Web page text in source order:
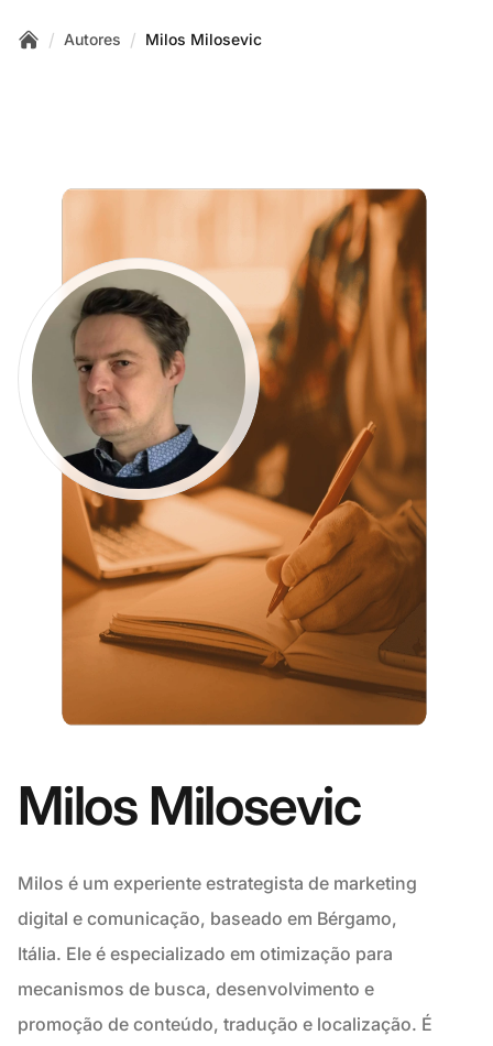
/ Autores / Milos Milosevic
Milos Milosevic
Milos é um experiente estrategista de marketing
digital e comunicação, baseado em Bérgamo,
Itália. Ele é especializado em otimização para
mecanismos de busca, desenvolvimento e
promoção de conteúdo, tradução e localização. É